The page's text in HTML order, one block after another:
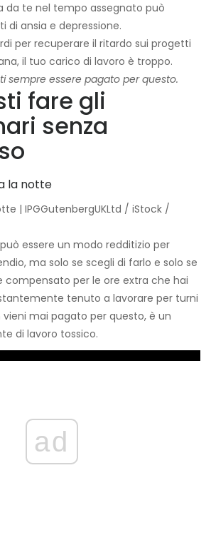
da te nel tempo assegnato può
di ansia e depressione.
per recuperare il ritardo sui progetti
il tuo carico di lavoro è troppo.
sempre essere pagato per questo.
fare gli
senza
| IPGGutenbergUKLtd / iStock /
essere un modo redditizio per
ma solo se scegli di farlo e solo se
per le ore extra che hai
tenuto a lavorare per turni
vieni mai pagato per questo, è un
di lavoro tossico.
ad